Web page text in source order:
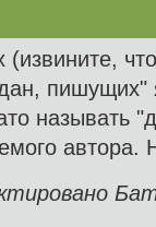
(извините,
пишущих"
называть
автора.